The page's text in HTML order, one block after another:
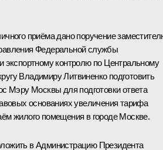
приёма дано поручение
Федеральной службы
экспортному контролю по Центральному
Владимиру Литвиненко подготовить
Мэру Москвы для подготовки ответа
основаниях увеличения тарифа
жилого помещения в городе Москве.
в Администрацию Президента